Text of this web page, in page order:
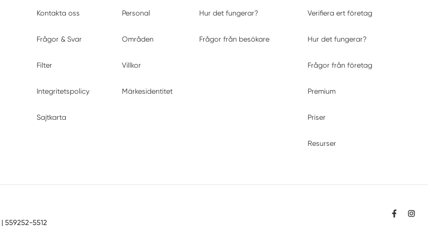
Kontakta oss Personal
Frågor & Svar Områden
Filter Villkor
Integritetspolicy Märkesidentitet
Sajtkarta
Hur det fungerar?
Frågor från besökare
Verifiera ert företag
Hur det fungerar?
Frågor från företag
Premium
Priser
Resurser
| 559252-5512